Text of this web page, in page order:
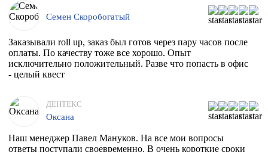
Семен Скоробогатый
Заказывали roll up, заказ был готов через пару часов после
оплаты. По качеству тоже все хорошо. Опыт
исключительно положительный. Разве что попасть в офис
- целый квест
ДЕНТЕКС
Оксана
Наш менеджер Павел Мануков. На все мои вопросы
ответы поступали своевременно. В очень короткие сроки